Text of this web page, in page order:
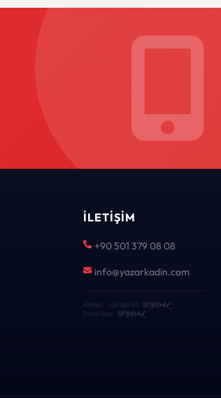
İLETIŞIM
+90 501 379 08 08
info@yazarkadin.com
eNews · Geliştirici KEYDAL·
Developer KEYDAL